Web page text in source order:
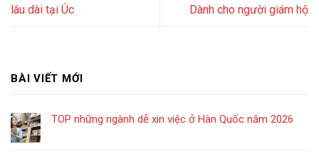
lâu dài tại Úc
Dành cho người giám hộ
BÀI VIẾT MỚI
TOP những ngành dễ xin việc ở Hàn Quốc năm 2026